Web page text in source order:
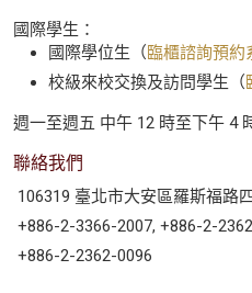
國際學生：
國際學位生（臨櫃諮詢預約
校級來校交換及訪問學生（
週一至週五 中午 12 時至下午 4
聯絡我們
106319 臺北市大安區羅斯福路
+886-2-3366-2007, +886-2-
+886-2-2362-0096